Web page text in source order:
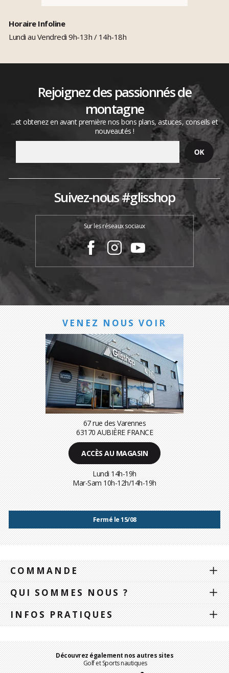
Horaire Infoline
Lundi au Vendredi 9h-13h / 14h-18h
Rejoignez des passionnés de
montagne
...et obtenez en avant première nos bons plans, astuces, conseils et
nouveautés !
Suivez-nous #glisshop
Sur les réseaux sociaux
VENEZ NOUS VOIR
67 rue des Varennes
63170 AUBIÈRE FRANCE
ACCÈS AU MAGASIN
Lundi 14h-19h
Mar-Sam 10h-12h/14h-19h
Fermé le 15/08
COMMANDE
QUI SOMMES NOUS ?
INFOS PRATIQUES
Découvrez également nos autres sites
Golf et Sports nautiques